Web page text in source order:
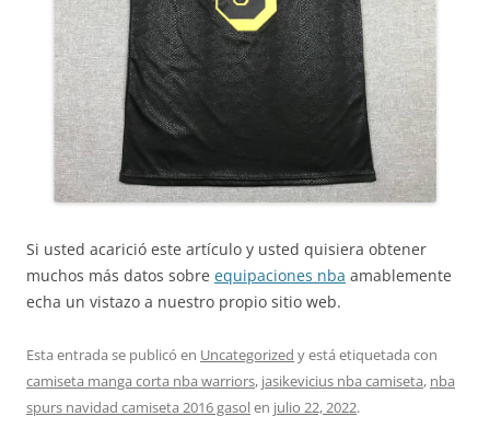
Si usted acarició este artículo y usted quisiera obtener
muchos más datos sobre equipaciones nba amablemente
echa un vistazo a nuestro propio sitio web.
Esta entrada se publicó en Uncategorized y está etiquetada con
camiseta manga corta nba warriors, jasikevicius nba camiseta, nba
spurs navidad camiseta 2016 gasolen julio 22, 2022.